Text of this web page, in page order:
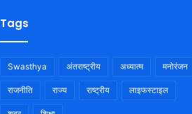
Tags
Swasthya अंतराष्ट्रीय अध्यात्म मनोरंजन
राजनीति राज्य राष्ट्रीय लाइफस्टाइल